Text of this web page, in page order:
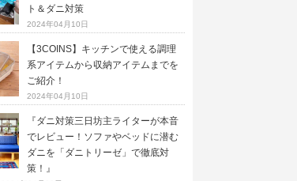
ト＆ダニ対策
2024年04月10日
【3COINS】キッチンで使える調理
系アイテムから収納アイテムまでを
ご紹介！
2024年04月10日
『ダニ対策三日坊主ライターが本音
でレビュー！ソファやベッドに潜む
ダニを「ダニトリーゼ」で徹底対
策！』